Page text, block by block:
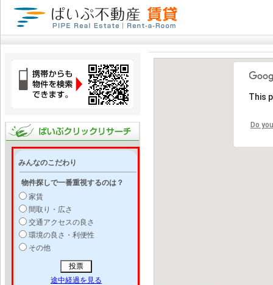
みんなのこだわり
物件探しで一番重視するのは？
家賃
間取り・広さ
交通アクセスの良さ
環境の良さ・利便性
その他
途中経過を見る
This
Do